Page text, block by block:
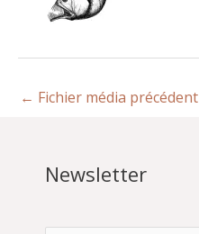
← Fichier média précédent
Newsletter